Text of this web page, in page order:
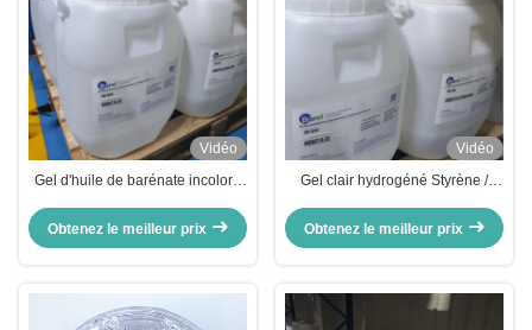
Vidéo
Gel d'huile de barénate incolore
hydrogéné pour la peau
Obtenez le meilleur prix
Vidéo
Gel clair hydrogéné Styrène /
premières cosmétiques
hydratants Huile BARENATE GEL
Obtenez le meilleur prix